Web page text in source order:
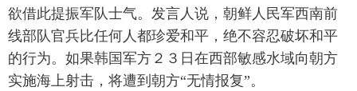
富媒体 摄影 新华广播
新华电视中文 新华电视英文 返回PC
欲借此提振军队士气。发言人说，朝鲜人民军西南前
线部队官兵比任何人都珍爱和平，绝不容忍破坏和平
的行为。如果韩国军方２３日在西部敏感水域向朝方
实施海上射击，将遭到朝方“无情报复”。